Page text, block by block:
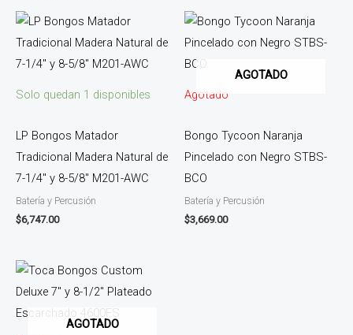
Solo quedan 1 disponibles
LP Bongos Matador
Tradicional Madera Natural de
7-1/4″ y 8-5/8″ M201-AWC
Batería y Percusión
$6,747.00
AGOTADO
Agotado
Bongo Tycoon Naranja
Pincelado con Negro STBS-
BCO
Batería y Percusión
$3,669.00
AGOTADO